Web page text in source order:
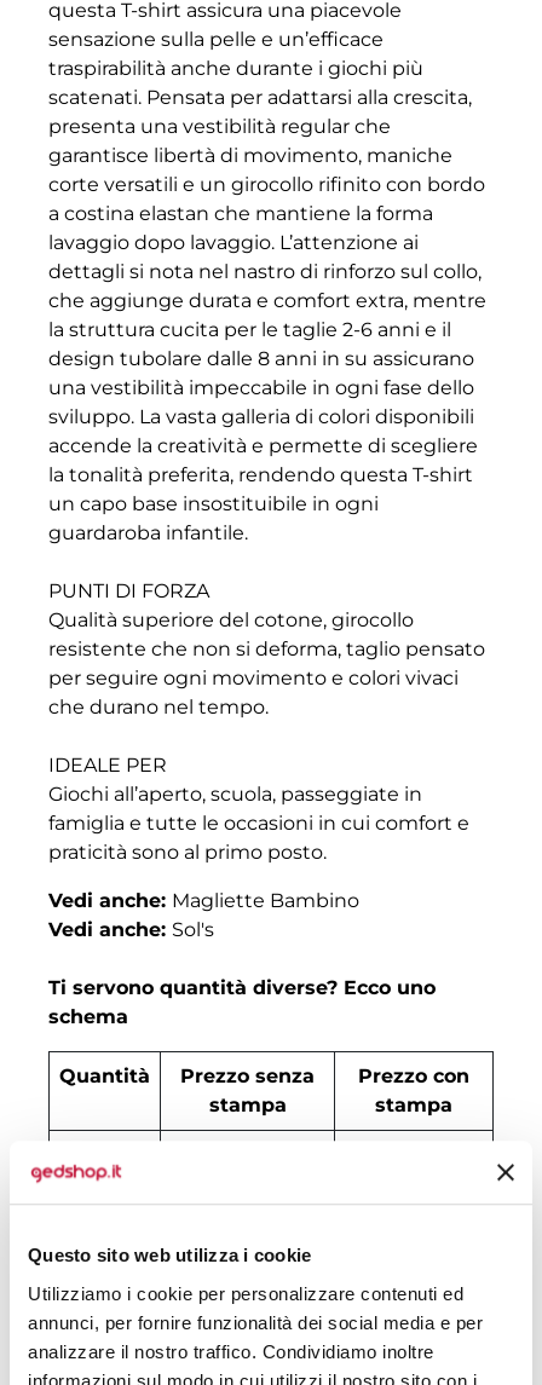
Questo sito web utilizza i cookie
Utilizziamo i cookie per personalizzare contenuti ed
annunci, per fornire funzionalità dei social media e per
analizzare il nostro traffico. Condividiamo inoltre
informazioni sul modo in cui utilizzi il nostro sito con i
questa T-shirt assicura una piacevole
sensazione sulla pelle e un’efficace
traspirabilità anche durante i giochi più
scatenati. Pensata per adattarsi alla crescita,
presenta una vestibilità regular che
garantisce libertà di movimento, maniche
corte versatili e un girocollo rifinito con bordo
a costina elastan che mantiene la forma
lavaggio dopo lavaggio. L’attenzione ai
dettagli si nota nel nastro di rinforzo sul collo,
che aggiunge durata e comfort extra, mentre
la struttura cucita per le taglie 2-6 anni e il
design tubolare dalle 8 anni in su assicurano
una vestibilità impeccabile in ogni fase dello
sviluppo. La vasta galleria di colori disponibili
accende la creatività e permette di scegliere
la tonalità preferita, rendendo questa T-shirt
un capo base insostituibile in ogni
guardaroba infantile.
PUNTI DI FORZA
Qualità superiore del cotone, girocollo
resistente che non si deforma, taglio pensato
per seguire ogni movimento e colori vivaci
che durano nel tempo.
IDEALE PER
Giochi all’aperto, scuola, passeggiate in
famiglia e tutte le occasioni in cui comfort e
praticità sono al primo posto.
Vedi anche: Magliette Bambino
Vedi anche: Sol's
Ti servono quantità diverse? Ecco uno
schema
Quantità
Prezzo senza
stampa
Prezzo con
stampa
50 € 4,67 € 5,71
100 € 3,50
200 € 3,11 € 3,82
500 € 2,79 € 3,20